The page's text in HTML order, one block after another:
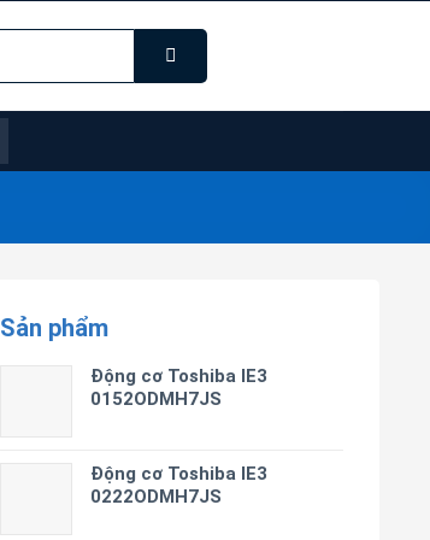
Sản phẩm
Động cơ Toshiba IE3
0152ODMH7JS
Động cơ Toshiba IE3
0222ODMH7JS